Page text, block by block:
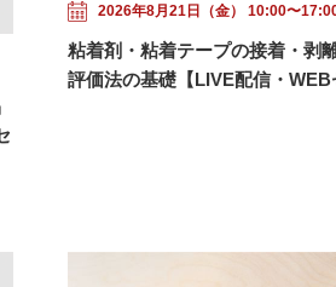
2026年8月21日（金） 10:00〜
粘着剤・粘着テープの接着・剥
評価法の基礎【LIVE配信・WEB